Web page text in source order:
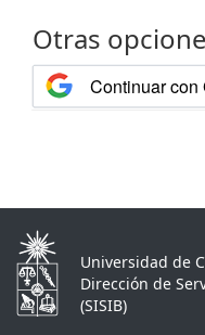
Otras
Continuar con
Universidad de
Dirección de
(SISIB)